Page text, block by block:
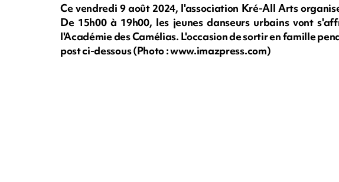
Ce vendredi 9 août 2024, l'association Kré-All Arts
De 15h00 à 19h00, les jeunes danseurs urbains vont
l'Académie des Camélias. L'occasion de sortir en famille
post ci-dessous (Photo : www.imazpress.com)